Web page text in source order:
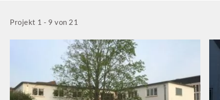
Projekt 1 - 9 von 21